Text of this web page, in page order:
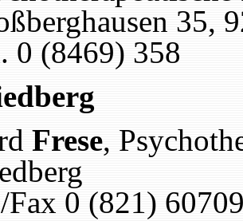
35,
0 (8469) 358
Frese,
Fax 0 (821)